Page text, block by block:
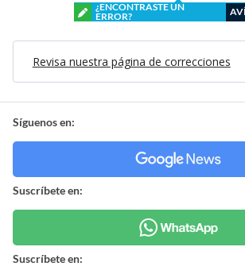
¿ENCONTRASTE UN
ERROR?
Revisa nuestra página de correcciones
Síguenos en:
Suscríbete en:
Suscríbete en: